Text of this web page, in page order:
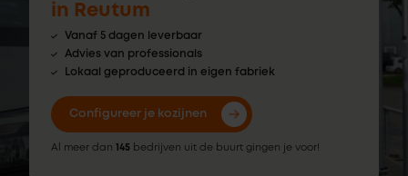
in Reutum
Vanaf 5 dagen leverbaar
Advies van professionals
Lokaal geproduceerd in eigen fabriek
Configureer je kozijnen
Al meer dan 145 bedrijven uit de buurt gingen je voor!